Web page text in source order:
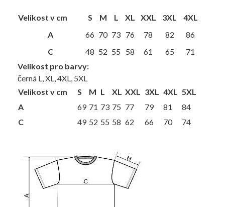
Velikost v cm S M L XL XXL 3XL
4XL
A
66 70 73 76 78 82
86
C
48 52 55 58 61 65
71
Velikost pro barvy:
černá L, XL, 4XL, 5XL
Velikost v cm
S M L XL XXL 3XL 4XL 5XL
A
69 71 73 75 77 79 81
84
C
49 52 55 58 62 66 70 74